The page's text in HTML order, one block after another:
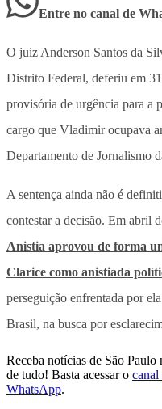
Entre no canal de
O juiz Anderson Santos da
Distrito Federal, deferiu em
provisória de urgência para a
cargo que Vladimir ocupava
Departamento de Jornalismo
A sentença ainda não é
contestar a decisão. Em abril
Anistia aprovou de forma
Clarice como anistiada
perseguição enfrentada por
Brasil, na busca por
Receba notícias de São
de tudo! Basta acessar o
WhatsApp.